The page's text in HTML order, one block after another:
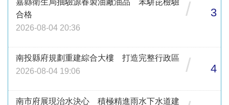
合格
2026-08-04 20:36
/ 3
南投縣府規劃重建綜合大樓 打造完整行政區
2026-08-04 19:06
/ 4
南市府展現治水決心 積極精進雨水下水道建